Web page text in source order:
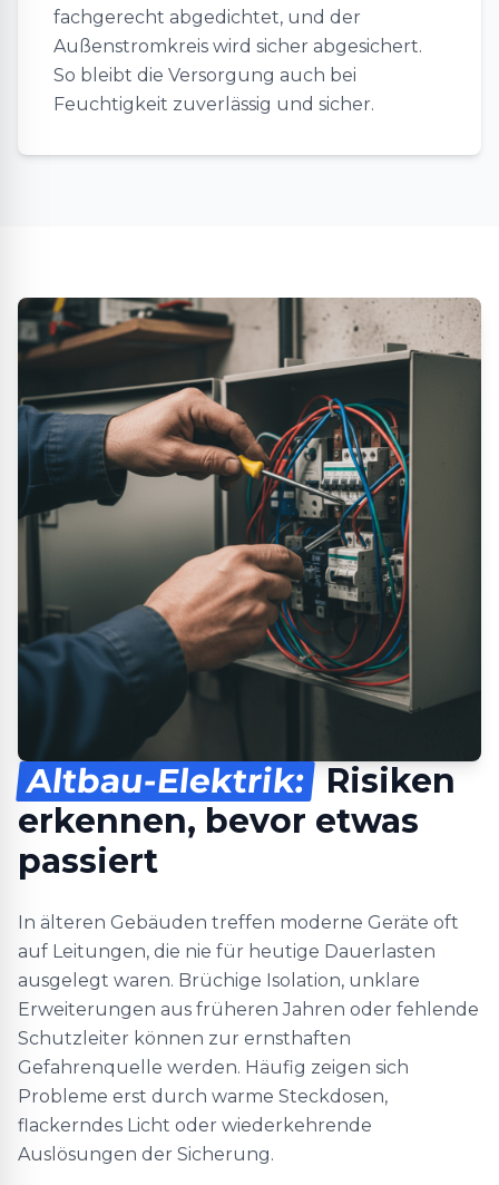
fachgerecht abgedichtet, und der
Außenstromkreis wird sicher abgesichert.
So bleibt die Versorgung auch bei
Feuchtigkeit zuverlässig und sicher.
Altbau-Elektrik: Risiken
erkennen, bevor etwas
passiert
In älteren Gebäuden treffen moderne Geräte oft
auf Leitungen, die nie für heutige Dauerlasten
ausgelegt waren. Brüchige Isolation, unklare
Erweiterungen aus früheren Jahren oder fehlende
Schutzleiter können zur ernsthaften
Gefahrenquelle werden. Häufig zeigen sich
Probleme erst durch warme Steckdosen,
flackerndes Licht oder wiederkehrende
Auslösungen der Sicherung.